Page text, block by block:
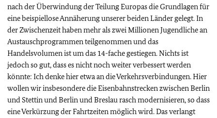
nach der Überwindung der Teilung Europas die Grundlagen für
eine beispiellose Annäherung unserer beiden Länder gelegt. In
der Zwischenzeit haben mehr als zwei Millionen Jugendliche an
Austauschprogrammen teilgenommen und das
Handelsvolumen ist um das 14-fache gestiegen. Nichts ist
jedoch so gut, dass es nicht noch weiter verbessert werden
könnte: Ich denke hier etwa an die Verkehrsverbindungen. Hier
wollen wir insbesondere die Eisenbahnstrecken zwischen Berlin
und Stettin und Berlin und Breslau rasch modernisieren, so dass
eine Verkürzung der Fahrtzeiten möglich wird. Das verlangt